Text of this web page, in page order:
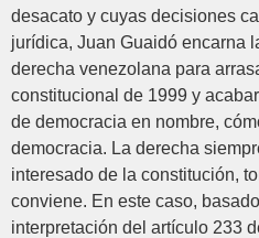
desacato y cuyas decisiones
jurídica, Juan Guaidó encarna
derecha venezolana para
constitucional de 1999 y
de democracia en nombre,
democracia. La derecha
interesado de la constitución,
conviene. En este caso,
interpretación del artículo 233